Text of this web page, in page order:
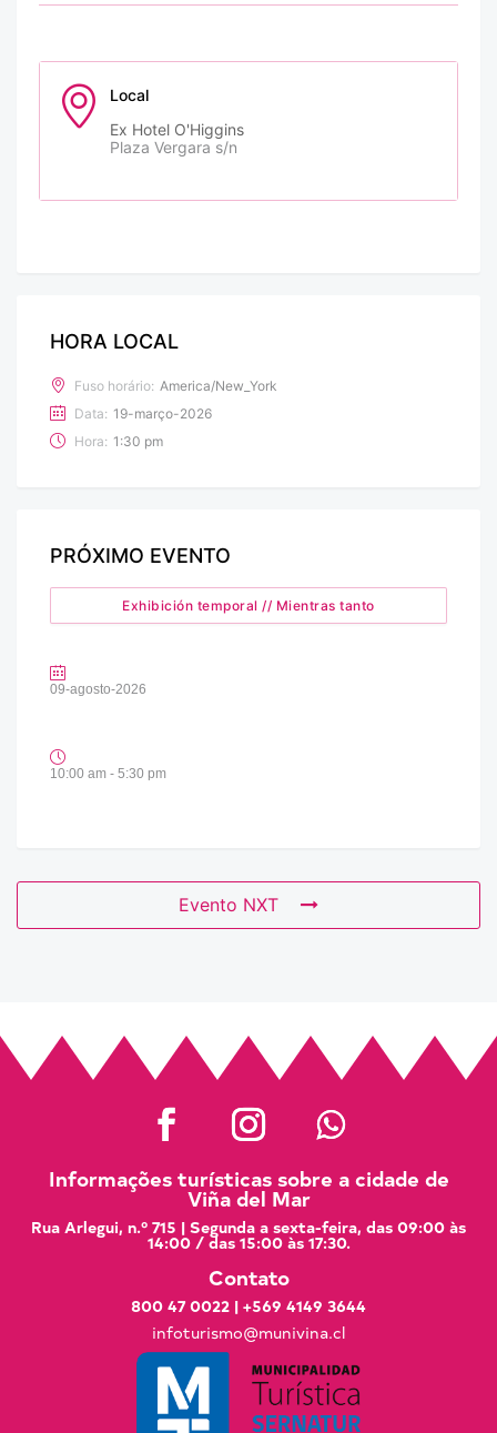
Local
Ex Hotel O'Higgins
Plaza Vergara s/n
HORA LOCAL
Fuso horário: America/New_York
Data: 19-março-2026
Hora: 1:30 pm
PRÓXIMO EVENTO
Exhibición temporal // Mientras tanto
09-agosto-2026
10:00 am - 5:30 pm
Evento NXT
Informações turísticas sobre a cidade de
Viña del Mar
Rua Arlegui, n.º 715 | Segunda a sexta-feira, das 09:00 às
14:00 / das 15:00 às 17:30.
Contato
800 47 0022 | +569 4149 3644
infoturismo@munivina.cl